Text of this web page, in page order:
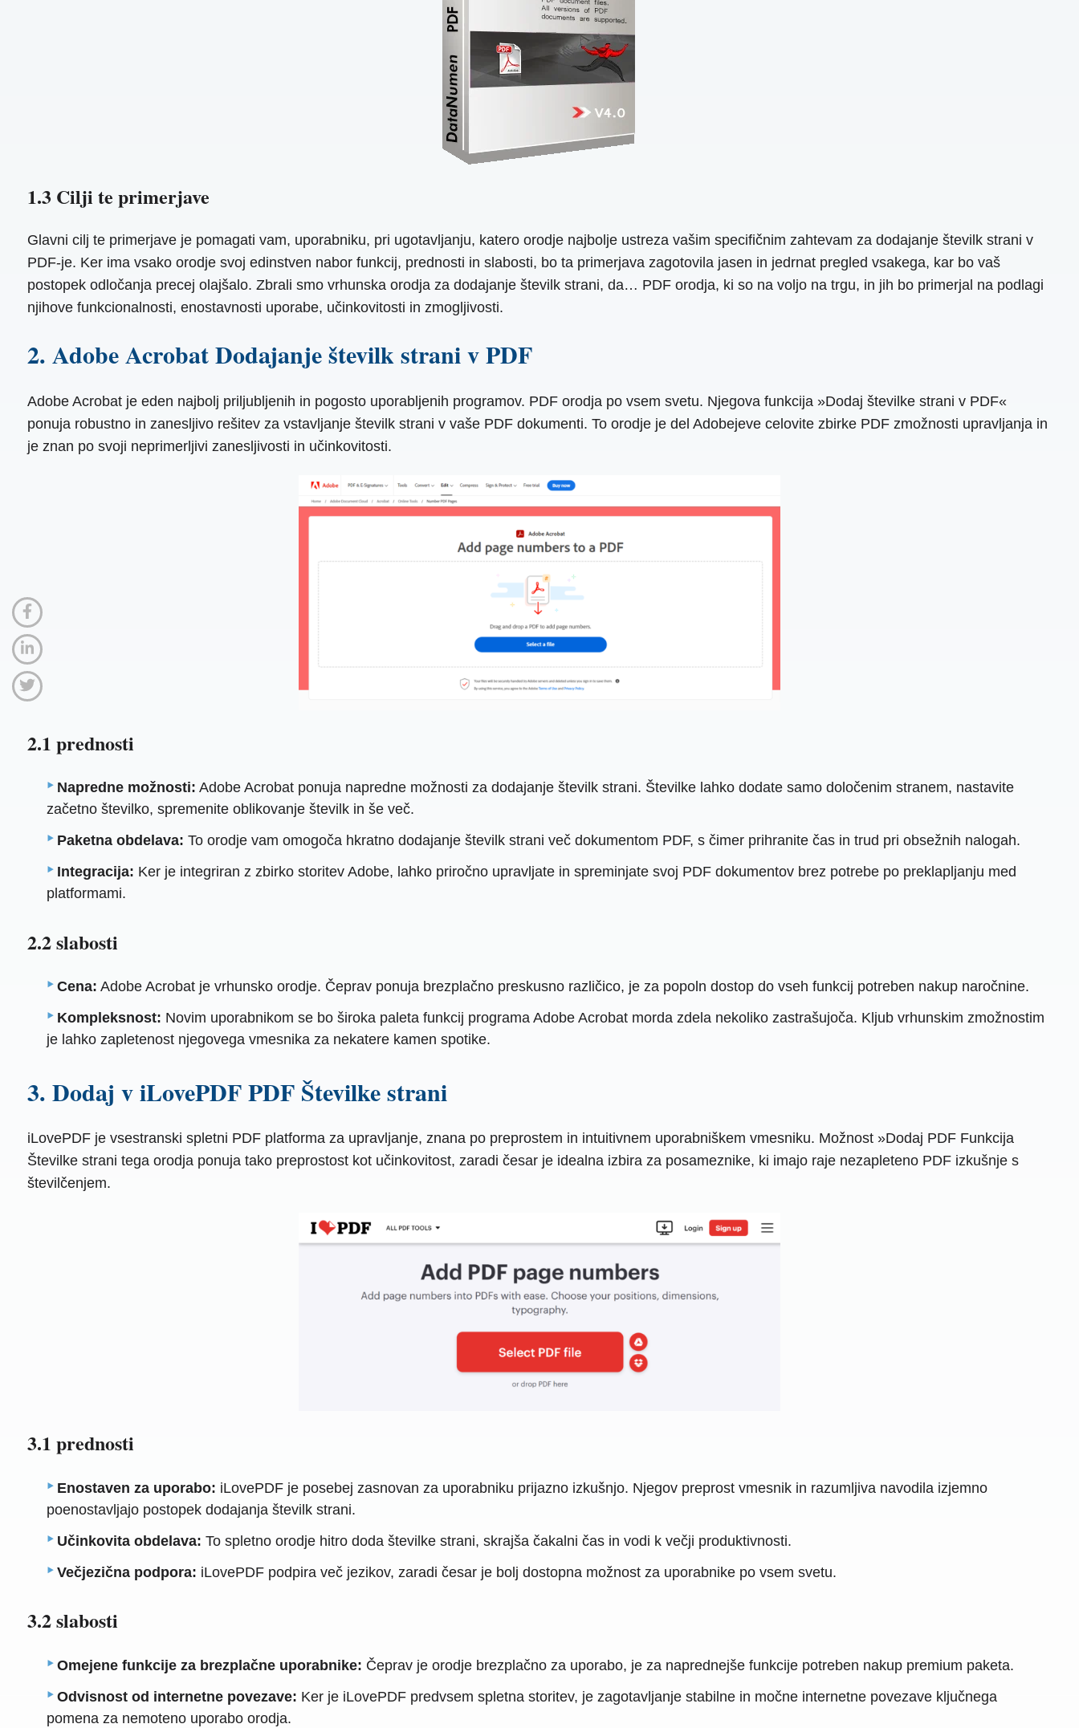
1.3 Cilji te primerjave
Glavni cilj te primerjave je pomagati vam, uporabniku, pri ugotavljanju, katero orodje najbolje ustreza vašim specifičnim zahtevam za dodajanje številk strani v
PDF-je. Ker ima vsako orodje svoj edinstven nabor funkcij, prednosti in slabosti, bo ta primerjava zagotovila jasen in jedrnat pregled vsakega, kar bo vaš
postopek odločanja precej olajšalo. Zbrali smo vrhunska orodja za dodajanje številk strani, da… PDF orodja, ki so na voljo na trgu, in jih bo primerjal na podlagi
njihove funkcionalnosti, enostavnosti uporabe, učinkovitosti in zmogljivosti.
2. Adobe Acrobat Dodajanje številk strani v PDF
Adobe Acrobat je eden najbolj priljubljenih in pogosto uporabljenih programov. PDF orodja po vsem svetu. Njegova funkcija »Dodaj številke strani v PDF«
ponuja robustno in zanesljivo rešitev za vstavljanje številk strani v vaše PDF dokumenti. To orodje je del Adobejeve celovite zbirke PDF zmožnosti upravljanja in
je znan po svoji neprimerljivi zanesljivosti in učinkovitosti.
2.1 prednosti
Napredne možnosti: Adobe Acrobat ponuja napredne možnosti za dodajanje številk strani. Številke lahko dodate samo določenim stranem, nastavite
začetno številko, spremenite oblikovanje številk in še več.
Paketna obdelava: To orodje vam omogoča hkratno dodajanje številk strani več dokumentom PDF, s čimer prihranite čas in trud pri obsežnih nalogah.
Integracija: Ker je integriran z zbirko storitev Adobe, lahko priročno upravljate in spreminjate svoj PDF dokumentov brez potrebe po preklapljanju med
platformami.
2.2 slabosti
Cena: Adobe Acrobat je vrhunsko orodje. Čeprav ponuja brezplačno preskusno različico, je za popoln dostop do vseh funkcij potreben nakup naročnine.
Kompleksnost: Novim uporabnikom se bo široka paleta funkcij programa Adobe Acrobat morda zdela nekoliko zastrašujoča. Kljub vrhunskim zmožnostim
je lahko zapletenost njegovega vmesnika za nekatere kamen spotike.
3. Dodaj v iLovePDF PDF Številke strani
iLovePDF je vsestranski spletni PDF platforma za upravljanje, znana po preprostem in intuitivnem uporabniškem vmesniku. Možnost »Dodaj PDF Funkcija
Številke strani tega orodja ponuja tako preprostost kot učinkovitost, zaradi česar je idealna izbira za posameznike, ki imajo raje nezapleteno PDF izkušnje s
številčenjem.
3.1 prednosti
Enostaven za uporabo: iLovePDF je posebej zasnovan za uporabniku prijazno izkušnjo. Njegov preprost vmesnik in razumljiva navodila izjemno
poenostavljajo postopek dodajanja številk strani.
Učinkovita obdelava: To spletno orodje hitro doda številke strani, skrajša čakalni čas in vodi k večji produktivnosti.
Večjezična podpora: iLovePDF podpira več jezikov, zaradi česar je bolj dostopna možnost za uporabnike po vsem svetu.
3.2 slabosti
Omejene funkcije za brezplačne uporabnike: Čeprav je orodje brezplačno za uporabo, je za naprednejše funkcije potreben nakup premium paketa.
Odvisnost od internetne povezave: Ker je iLovePDF predvsem spletna storitev, je zagotavljanje stabilne in močne internetne povezave ključnega
pomena za nemoteno uporabo orodja.